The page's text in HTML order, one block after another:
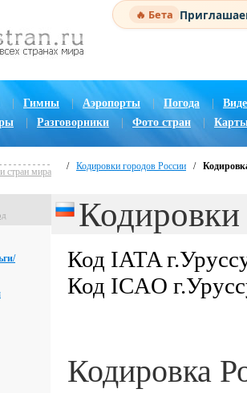
🔥 Бета
Гимны | Аэропорты Погода |
Разговорники Фото стран
стран мира
/ Кодировки городов России /
Кодировки
Код IATA
Код ICAO
Кодировка